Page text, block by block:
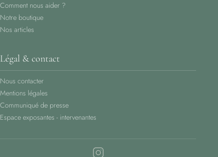
Comment nous aider ?
Notre boutique
Nos articles
Légal & contact
Nous contacter
Mentions légales
Communiqué de presse
Espace exposantes - intervenantes